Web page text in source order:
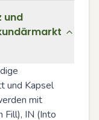
und
und Kapsel
mit
Fill), IN (Into